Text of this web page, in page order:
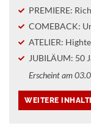
PREMIERE:
COMEBACK:
ATELIER:
JUBILÄUM: 50
Erscheint am